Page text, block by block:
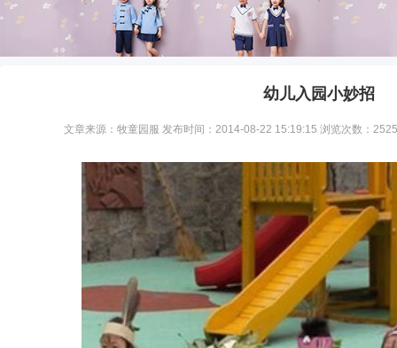
幼儿入园小妙招
文章来源：牧童园服 发布时间：2014-08-22 15:19:15 浏览次数：2525